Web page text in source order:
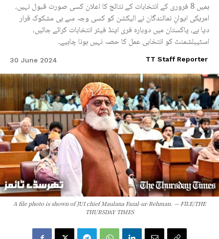
ہمیں 8 فروری کے انتخابات کے نتائج کا اعلان کسی صورت قبول نہیں،
امریکی ایوانِ نمائندگان نے الیکشن کو کسی وجہ سے ہی مشکوک قرار
دیا ہے، پاکستان میں دوبارہ فری اینڈ فیئر انتخابات کرائے جائیں،
اسٹیبلشمنٹ کو انتخابی عمل کا حصہ نہیں ہونا چاہیے۔
TT Staff Reporter
30 June 2024
A file photo is shown of JUI chief Maulana Fazal-ur-Rehman. — FILE/THE
THURSDAY TIMES